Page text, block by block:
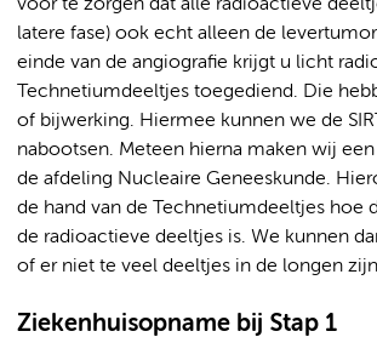
voor te zorgen dat alle radioactieve
latere fase) ook echt alleen de
einde van de angiografie krijgt u licht
Technetiumdeeltjes toegediend. Die
of bijwerking. Hiermee kunnen we de
nabootsen. Meteen hierna maken wij een
de afdeling Nucleaire Geneeskunde.
de hand van de Technetiumdeeltjes hoe
de radioactieve deeltjes is. We kunnen
of er niet te veel deeltjes in de longen
Ziekenhuisopname bij Stap 1